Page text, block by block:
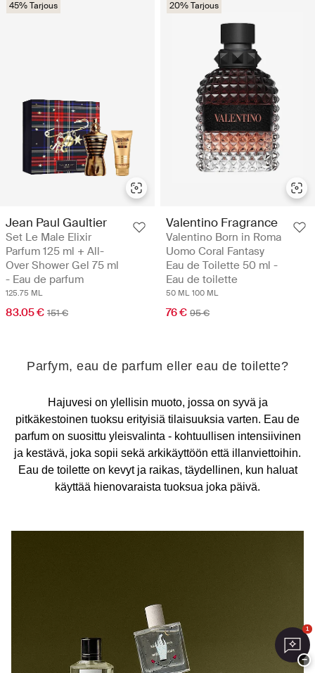
45% Tarjous
Jean Paul Gaultier
Set Le Male Elixir
Parfum 125 ml + All-
Over Shower Gel 75 ml
- Eau de parfum
125.75 ML
83.05 € 151 €
20% Tarjous
Valentino Fragrance
Valentino Born in Roma
Uomo Coral Fantasy
Eau de Toilette 50 ml -
Eau de toilette
50 ML 100 ML
76 € 95 €
Parfym, eau de parfum eller eau de toilette?
Hajuvesi on ylellisin muoto, jossa on syvä ja
pitkäkestoinen tuoksu erityisiä tilaisuuksia varten. Eau de
parfum on suosittu yleisvalinta - kohtuullisen intensiivinen
ja kestävä, joka sopii sekä arkikäyttöön että illanviettoihin.
Eau de toilette on kevyt ja raikas, täydellinen, kun haluat
käyttää hienovaraista tuoksua joka päivä.
1
−